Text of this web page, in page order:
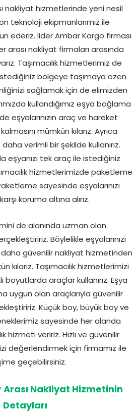
nakliyat hizmetlerinde yeni nesil
teknoloji ekipmanlarımız ile
ederiz. lider Ambar Kargo firması
arası nakliyat firmaları arasında
Taşımacılık hizmetlerimiz de
istediğiniz bölgeye taşımaya özen
sağlamak için de elimizden
kullandığımız eşya bağlama
eşyalarınızın araç ve hareket
mümkün kılarız. Ayrıca
daha verimli bir şekilde kullanırız.
eşyanızı tek araç ile istediğiniz
hizmetlerimizde paketleme
sayesinde eşyalarınızı
koruma altına alırız.
de alanında uzman olan
Böylelikle eşyalarınızı
güvenilir nakliyat hizmetinden
kılarız. Taşımacılık hizmetlerimizi
boyutlarda araçlar kullanırız. Eşya
uygun olan araçlarıyla güvenilir
Küçük boy, büyük boy ve
sayesinde her alanda
hizmeti veririz. Hızlı ve güvenilir
değerlendirmek için firmamız ile
geçebilirsiniz.
Nakliyat Hizmetinin
Detayları